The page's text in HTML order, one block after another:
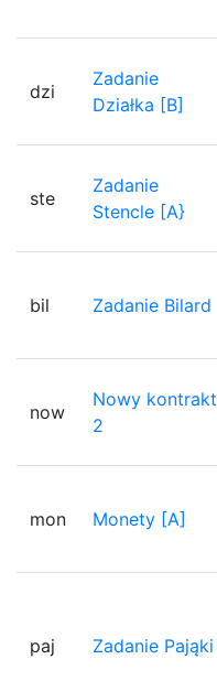
dzi
Zadanie
Działka [B]
ste
Zadanie
Stencle [A}
bil Zadanie Bilard
now
Nowy kontrakt
2
mon Monety [A]
paj Zadanie Pająki